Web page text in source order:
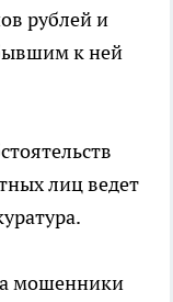
рублей и
к ней
лиц ведет
мошенники